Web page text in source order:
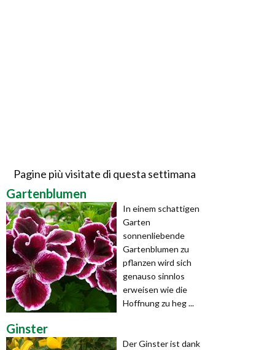
Pagine più visitate di questa settimana
Gartenblumen
In einem schattigen
Garten
sonnenliebende
Gartenblumen zu
pflanzen wird sich
genauso sinnlos
erweisen wie die
Hoffnung zu heg ...
Ginster
Der Ginster ist dank